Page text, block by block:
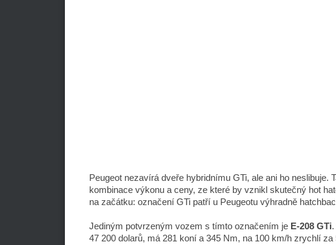
Peugeot nezavírá dveře hybridnímu GTi, ale ani ho
kombinace výkonu a ceny, ze které by vznikl skutečný hot
na začátku: označení GTi patří u Peugeotu výhradně
Jediným potvrzeným vozem s tímto označením je E-208 GTi
47 200 dolarů, má 281 koní a 345 Nm, na 100 km/h zrychlí